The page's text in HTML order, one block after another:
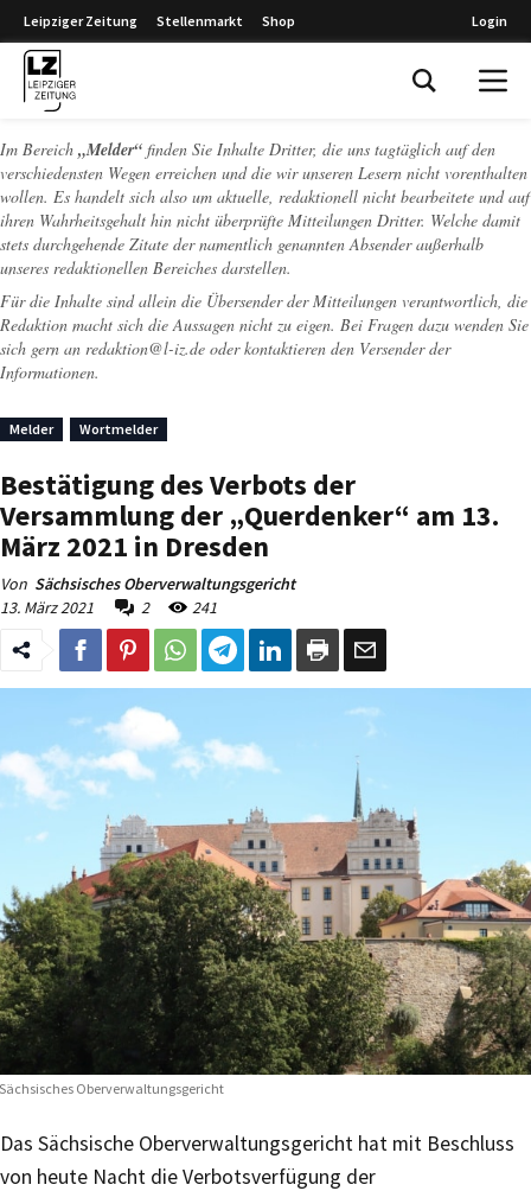
Leipziger Zeitung Stellenmarkt Shop Login
Im Bereich „Melder“ finden Sie Inhalte Dritter, die uns tagtäglich auf den
verschiedensten Wegen erreichen und die wir unseren Lesern nicht vorenthalten
wollen. Es handelt sich also um aktuelle, redaktionell nicht bearbeitete und auf
ihren Wahrheitsgehalt hin nicht überprüfte Mitteilungen Dritter. Welche damit
stets durchgehende Zitate der namentlich genannten Absender außerhalb
unseres redaktionellen Bereiches darstellen.
Für die Inhalte sind allein die Übersender der Mitteilungen verantwortlich, die
Redaktion macht sich die Aussagen nicht zu eigen. Bei Fragen dazu wenden Sie
sich gern an redaktion@l-iz.de oder kontaktieren den Versender der
Informationen.
Melder Wortmelder
Bestätigung des Verbots der
Versammlung der „Querdenker“ am 13.
März 2021 in Dresden
Von Sächsisches Oberverwaltungsgericht
13. März 2021
2 241
Oberverwaltungsgericht
Das Sächsische Oberverwaltungsgericht hat mit Beschluss
von heute Nacht die Verbotsverfügung der